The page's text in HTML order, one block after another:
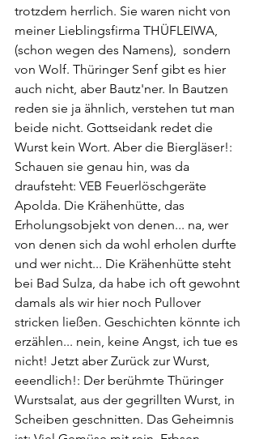
trotzdem herrlich. Sie waren nicht von
meiner Lieblingsfirma THÜFLEIWA,
(schon wegen des Namens),  sondern
von Wolf. Thüringer Senf gibt es hier
auch nicht, aber Bautz'ner. In Bautzen
reden sie ja ähnlich, verstehen tut man
beide nicht. Gottseidank redet die
Wurst kein Wort. Aber die Biergläser!:
Schauen sie genau hin, was da
draufsteht: VEB Feuerlöschgeräte
Apolda. Die Krähenhütte, das
Erholungsobjekt von denen... na, wer
von denen sich da wohl erholen durfte
und wer nicht... Die Krähenhütte steht
bei Bad Sulza, da habe ich oft gewohnt
damals als wir hier noch Pullover
stricken ließen. Geschichten könnte ich
erzählen... nein, keine Angst, ich tue es
nicht! Jetzt aber Zurück zur Wurst,
eeendlich!: Der berühmte Thüringer
Wurstsalat, aus der gegrillten Wurst, in
Scheiben geschnitten. Das Geheimnis